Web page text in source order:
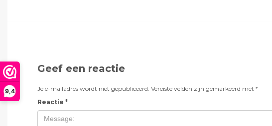
9,4
Geef een reactie
Je e-mailadres wordt niet gepubliceerd. Vereiste velden zijn gemarkeerd met *
Reactie *